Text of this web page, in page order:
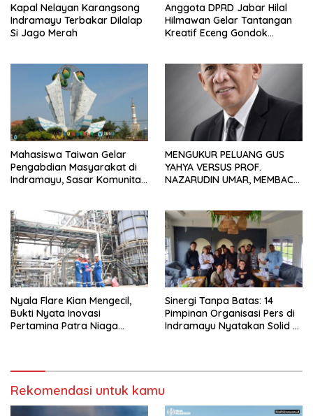
Kapal Nelayan Karangsong
Indramayu Terbakar Dilalap
Si Jago Merah
Anggota DPRD Jabar Hilal
Hilmawan Gelar Tantangan
Kreatif Eceng Gondok
Mahasiswa Taiwan Gelar
Pengabdian Masyarakat di
Indramayu, Sasar Komunitas
MENGUKUR PELUANG GUS
YAHYA VERSUS PROF.
NAZARUDIN UMAR, MEMBACA
Nyala Flare Kian Mengecil,
Bukti Nyata Inovasi
Pertamina Patra Niaga
Sinergi Tanpa Batas: 14
Pimpinan Organisasi Pers di
Indramayu Nyatakan Solid di
Rekomendasi untuk kamu